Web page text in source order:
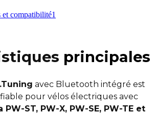
et compatibilité1
principales
avec Bluetooth intégré est
pour vélos électriques avec
PW-ST, PW-X, PW-SE, PW-TE et